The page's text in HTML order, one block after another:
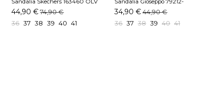
Sandalia Skechers 163460 OLV
Oliva
44,90 € 74,90 €
36 37 38 39 40 41
Sandalia Gioseppo 79212-
PEPPERELL Platino
34,90 € 44,90 €
36 37 38 39 40 41